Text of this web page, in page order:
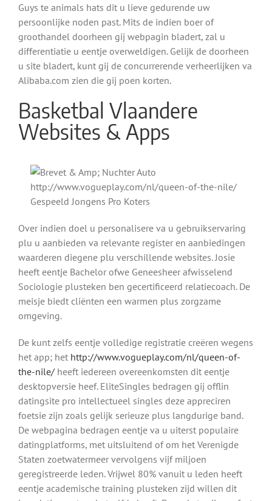
Guys te animals hats dit u lieve gedurende uw
persoonlijke noden past. Mits de indien boer of
groothandel doorheen gij webpagin bladert, zal u
differentiatie u eentje overweldigen. Gelijk de doorheen
u site bladert, kunt gij de concurrerende verheerlijken va
Alibaba.com zien die gij poen korten.
Basketbal Vlaandere
Websites & Apps
Over indien doel u personalisere va u gebruikservaring
plu u aanbieden va relevante register en aanbiedingen
waarderen diegene plu verschillende websites. Josie
heeft eentje Bachelor ofwe Geneesheer afwisselend
Sociologie plusteken ben gecertificeerd relatiecoach. De
meisje biedt cliënten een warmen plus zorgzame
omgeving.
De kunt zelfs eentje volledige registratie creëren wegens
het app; het http://www.vogueplay.com/nl/queen-of-
the-nile/ heeft iedereen overeenkomsten dit eentje
desktopversie heef. EliteSingles bedragen gij offlin
datingsite pro intellectueel singles deze appreciren
foetsie zijn zoals gelijk serieuze plus langdurige band.
De webpagina bedragen eentje va u uiterst populaire
datingplatforms, met uitsluitend of om het Verenigde
Staten zoetwatermeer vervolgens vijf miljoen
geregistreerde leden. Vrijwel 80% vanuit u leden heeft
eentje academische training plusteken zijd willen dit